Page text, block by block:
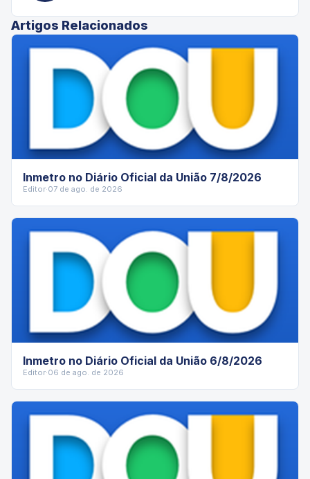
Artigos Relacionados
Inmetro no Diário Oficial da União 7/8/2026
Editor·07 de ago. de 2026
Inmetro no Diário Oficial da União 6/8/2026
Editor·06 de ago. de 2026